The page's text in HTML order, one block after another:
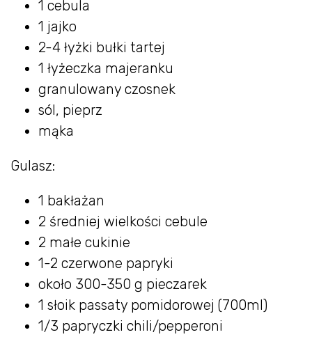
1 cebula
1 jajko
2-4 łyżki bułki tartej
1 łyżeczka majeranku
granulowany czosnek
sól, pieprz
mąka
Gulasz:
1 bakłażan
2 średniej wielkości cebule
2 małe cukinie
1-2 czerwone papryki
około 300-350 g pieczarek
1 słoik passaty pomidorowej (700ml)
1/3 papryczki chili/pepperoni